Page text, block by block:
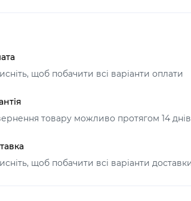
щоб побачити всі варіанти оплати
товару можливо протягом 14 днів
щоб побачити всі варіанти